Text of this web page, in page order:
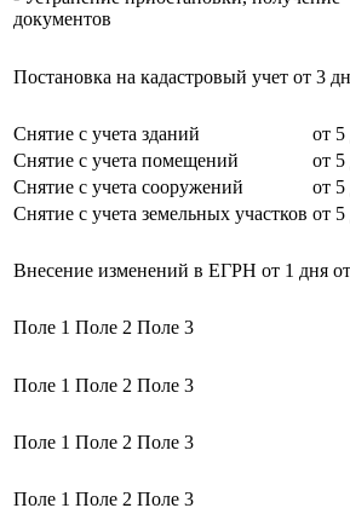
документов
Постановка на кадастровый учет от 3
Снятие с учета зданий от 5
Снятие с учета помещений
от 5
Снятие с учета сооружений
от 5
Снятие с учета земельных участков от 5
Внесение изменений в ЕГРН от 1 дня
Поле 1 Поле 2 Поле 3
Поле 1 Поле 2 Поле 3
Поле 1 Поле 2 Поле 3
Поле 1 Поле 2 Поле 3